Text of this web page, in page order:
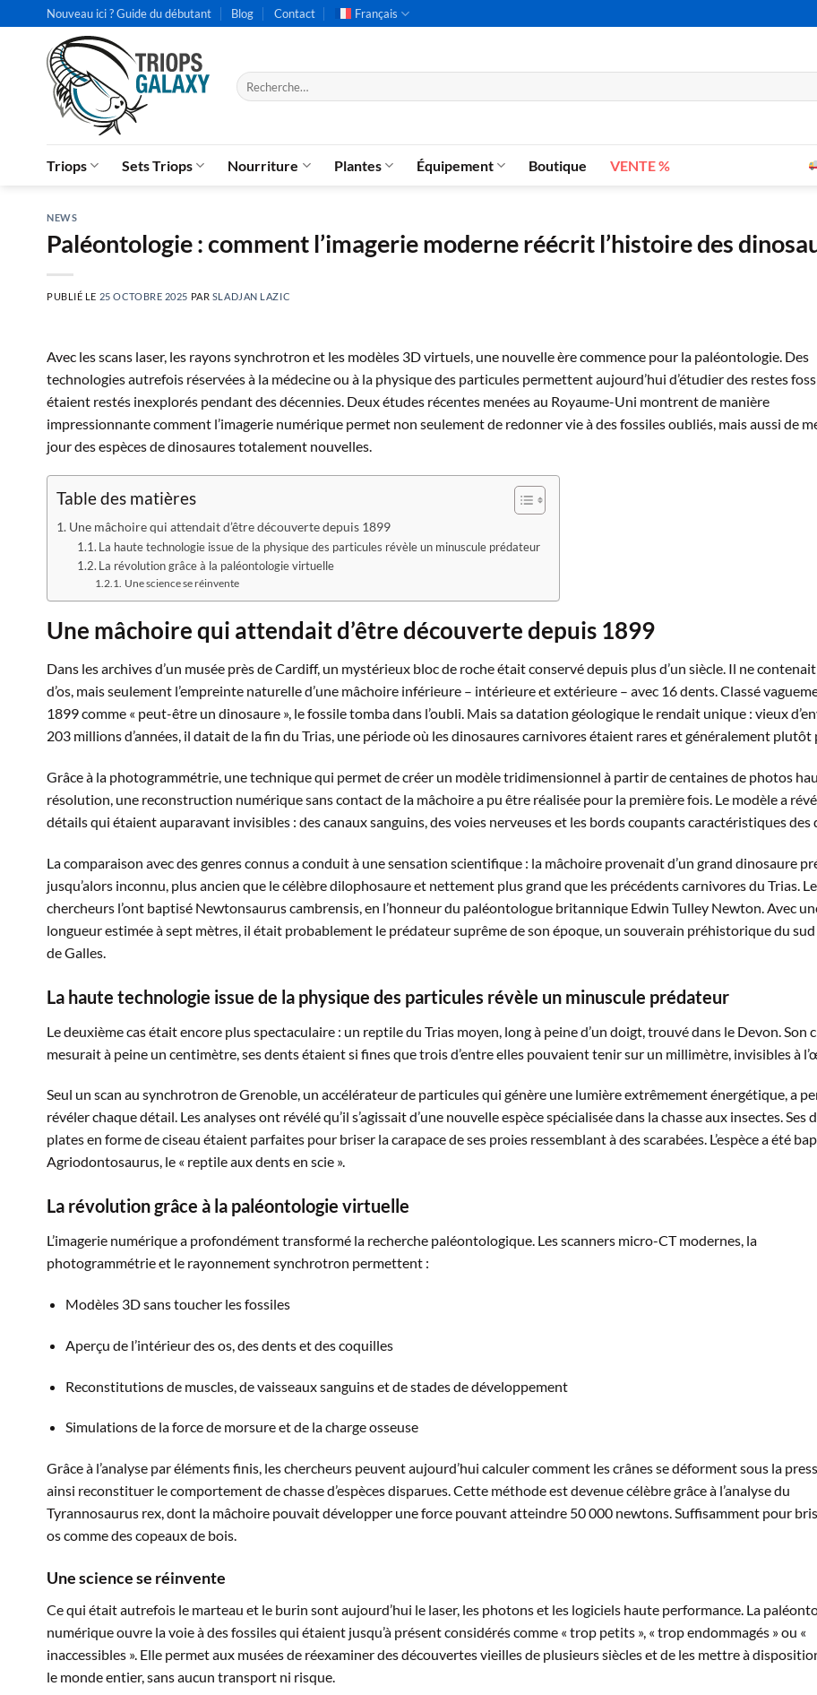
au
contenu
Nouveau ici ? Guide du débutant Blog Contact Français
Recherche
pour :
Triops Sets Triops Nourriture Plantes Équipement Boutique VENTE %
NEWS
Paléontologie : comment l’imagerie moderne réécrit l’histoire des
PUBLIÉ LE 25 OCTOBRE 2025 PAR SLADJAN LAZIC
Avec les scans laser, les rayons synchrotron et les modèles 3D virtuels, une nouvelle ère commence pour la paléontologie. Des
technologies autrefois réservées à la médecine ou à la physique des particules permettent aujourd’hui d’étudier des restes
étaient restés inexplorés pendant des décennies. Deux études récentes menées au Royaume-Uni montrent de manière
impressionnante comment l’imagerie numérique permet non seulement de redonner vie à des fossiles oubliés, mais aussi de
jour des espèces de dinosaures totalement nouvelles.
Table des matières
Une mâchoire qui attendait d’être découverte depuis 1899
La haute technologie issue de la physique des particules révèle un minuscule prédateur
La révolution grâce à la paléontologie virtuelle
Une science se réinvente
Une mâchoire qui attendait d’être découverte depuis 1899
Dans les archives d’un musée près de Cardiff, un mystérieux bloc de roche était conservé depuis plus d’un siècle. Il ne
d’os, mais seulement l’empreinte naturelle d’une mâchoire inférieure – intérieure et extérieure – avec 16 dents. Classé
1899 comme « peut-être un dinosaure », le fossile tomba dans l’oubli. Mais sa datation géologique le rendait unique : vieux
203 millions d’années, il datait de la fin du Trias, une période où les dinosaures carnivores étaient rares et généralement plutôt
Grâce à la photogrammétrie, une technique qui permet de créer un modèle tridimensionnel à partir de centaines de photos
résolution, une reconstruction numérique sans contact de la mâchoire a pu être réalisée pour la première fois. Le modèle a
détails qui étaient auparavant invisibles : des canaux sanguins, des voies nerveuses et les bords coupants caractéristiques des
La comparaison avec des genres connus a conduit à une sensation scientifique : la mâchoire provenait d’un grand dinosaure
jusqu’alors inconnu, plus ancien que le célèbre dilophosaure et nettement plus grand que les précédents carnivores du Trias.
chercheurs l’ont baptisé Newtonsaurus cambrensis, en l’honneur du paléontologue britannique Edwin Tulley Newton. Avec
longueur estimée à sept mètres, il était probablement le prédateur suprême de son époque, un souverain préhistorique du sud
de Galles.
La haute technologie issue de la physique des particules révèle un minuscule prédateur
Le deuxième cas était encore plus spectaculaire : un reptile du Trias moyen, long à peine d’un doigt, trouvé dans le Devon. Son
mesurait à peine un centimètre, ses dents étaient si fines que trois d’entre elles pouvaient tenir sur un millimètre, invisibles à
Seul un scan au synchrotron de Grenoble, un accélérateur de particules qui génère une lumière extrêmement énergétique, a
révéler chaque détail. Les analyses ont révélé qu’il s’agissait d’une nouvelle espèce spécialisée dans la chasse aux insectes. Ses
plates en forme de ciseau étaient parfaites pour briser la carapace de ses proies ressemblant à des scarabées. L’espèce a été
Agriodontosaurus, le « reptile aux dents en scie ».
La révolution grâce à la paléontologie virtuelle
L’imagerie numérique a profondément transformé la recherche paléontologique. Les scanners micro-CT modernes, la
photogrammétrie et le rayonnement synchrotron permettent :
Modèles 3D sans toucher les fossiles
Aperçu de l’intérieur des os, des dents et des coquilles
Reconstitutions de muscles, de vaisseaux sanguins et de stades de développement
Simulations de la force de morsure et de la charge osseuse
Grâce à l’analyse par éléments finis, les chercheurs peuvent aujourd’hui calculer comment les crânes se déforment sous la
ainsi reconstituer le comportement de chasse d’espèces disparues. Cette méthode est devenue célèbre grâce à l’analyse du
Tyrannosaurus rex, dont la mâchoire pouvait développer une force pouvant atteindre 50 000 newtons. Suffisamment pour
os comme des copeaux de bois.
Une science se réinvente
Ce qui était autrefois le marteau et le burin sont aujourd’hui le laser, les photons et les logiciels haute performance. La
numérique ouvre la voie à des fossiles qui étaient jusqu’à présent considérés comme « trop petits », « trop endommagés » ou «
inaccessibles ». Elle permet aux musées de réexaminer des découvertes vieilles de plusieurs siècles et de les mettre à
le monde entier, sans aucun transport ni risque.